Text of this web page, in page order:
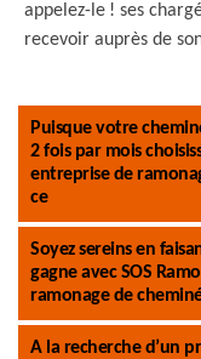
appelez-le ! ses
recevoir auprès de
Puisque votre
2 fois par mois
entreprise de
ce
Soyez sereins en
gagne avec SOS
ramonage de
A la recherche d’un